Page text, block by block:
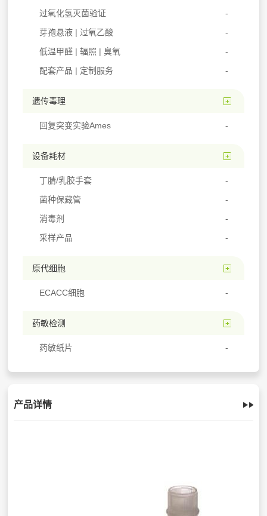
过氧化氢灭菌验证
芽孢悬液 | 过氧乙酸
低温甲醛 | 辐照 | 臭氧
配套产品 | 定制服务
遗传毒理
回复突变实验Ames
设备耗材
丁腈/乳胶手套
菌种保藏管
消毒剂
采样产品
原代细胞
ECACC细胞
药敏检测
药敏纸片
产品详情